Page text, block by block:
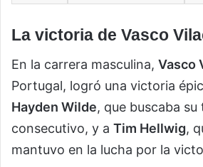
La victoria de Vasco
En la carrera masculina, Vasco
Portugal, logró una victoria
Hayden Wilde, que buscaba
consecutivo, y a Tim Hellwig,
mantuvo en la lucha por la